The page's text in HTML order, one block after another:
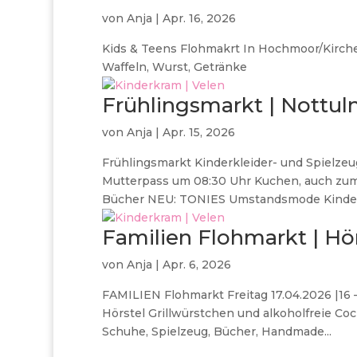
von Anja | Apr. 16, 2026
Kids & Teens Flohmakrt In Hochmoor/
Waffeln, Wurst, Getränke
Frühlingsmarkt |
von Anja | Apr. 15, 2026
Frühlingsmarkt Kinderkleider- und
Mutterpass um 08:30 Uhr Kuchen, auch
Bücher NEU: TONIES Umstandsmode
Familien Flohmarkt |
von Anja | Apr. 6, 2026
FAMILIEN Flohmarkt Freitag 17.04.2026
Hörstel Grillwürstchen und alkoholfreie
Schuhe, Spielzeug, Bücher, Handmade...